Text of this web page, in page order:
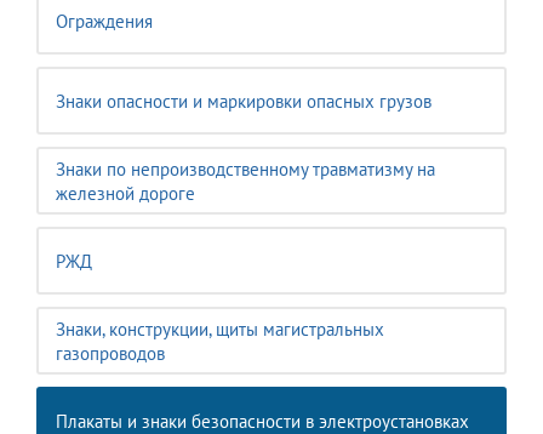
Ограждения
Знаки опасности и маркировки опасных грузов
Знаки по непроизводственному травматизму на
железной дороге
РЖД
Знаки, конструкции, щиты магистральных
газопроводов
Плакаты и знаки безопасности в электроустановках